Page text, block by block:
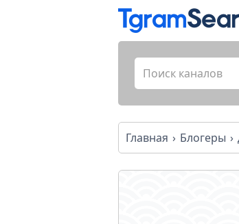
Главная Блогеры